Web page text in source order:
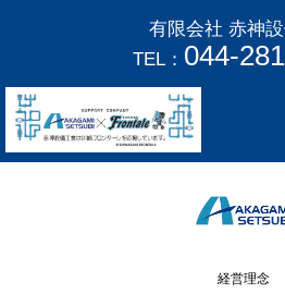
有限会社 赤神
TEL： 044-
経営理念